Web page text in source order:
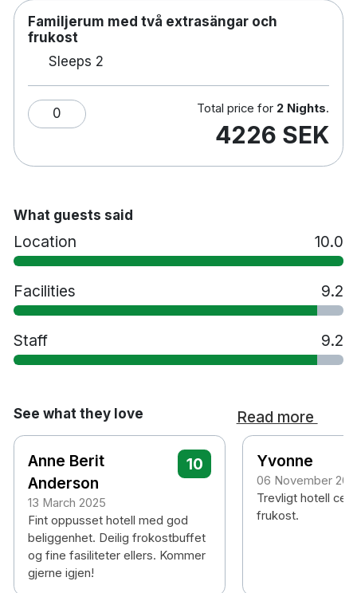
Shuffle board
Rök fri
Elbilsladdning
Familjerum med två extrasängar och
frukost
Sleeps 2
0 Total price for 2 Nights.
4226 SEK
What guests said
Location 10.0
Facilities 9.2
Staff 9.2
See what they love Read more
Anne Berit
Anderson
13 March 2025
10
Fint oppusset hotell med god
beliggenhet. Deilig frokostbuffet
og fine fasiliteter ellers. Kommer
gjerne igjen!
Yvonne
06 November
Trevligt hotell
frukost.